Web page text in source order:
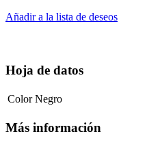
Añadir a la lista de deseos
Hoja de datos
Color Negro
Más información